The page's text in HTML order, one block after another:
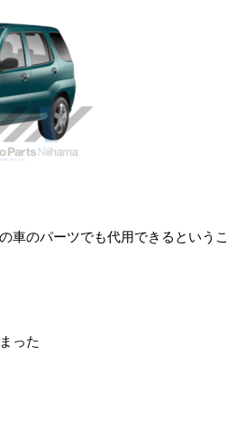
車のパーツでも代用できるというこ
った